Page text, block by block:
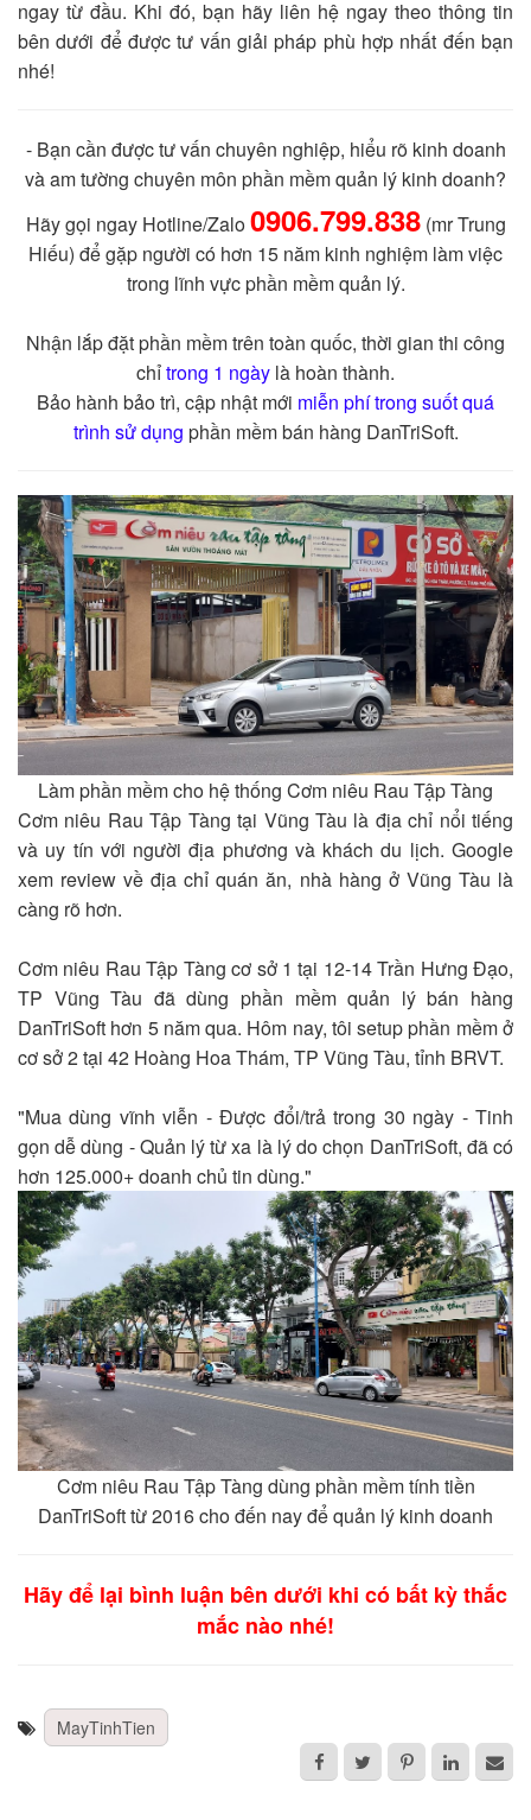
ngay từ đầu. Khi đó, bạn hãy liên hệ ngay theo thông tin
bên dưới để được tư vấn giải pháp phù hợp nhất đến bạn
nhé!
- Bạn cần được tư vấn chuyên nghiệp, hiểu rõ kinh doanh
và am tường chuyên môn phần mềm quản lý kinh doanh?
Hãy gọi ngay Hotline/Zalo0906.799.838(mr Trung
Hiếu) để gặp người có hơn 15 năm kinh nghiệm làm việc
trong lĩnh vực phần mềm quản lý.
Nhận lắp đặt phần mềm trên toàn quốc, thời gian thi công
chỉtrong 1 ngày là hoàn thành.
Bảo hành bảo trì, cập nhật mới miễn phí trong suốt quá
trình sử dụng phần mềm bán hàng DanTriSoft.
Làm phần mềm cho hệ thống Cơm niêu Rau Tập Tàng
Cơm niêu Rau Tập Tàng tại Vũng Tàu là địa chỉ nổi tiếng
và uy tín với người địa phương và khách du lịch. Google
xem review về địa chỉ quán ăn, nhà hàng ở Vũng Tàu là
càng rõ hơn.
Cơm niêu Rau Tập Tàng cơ sở 1 tại 12-14 Trần Hưng Đạo,
TP Vũng Tàu đã dùng phần mềm quản lý bán hàng
DanTriSoft hơn 5 năm qua. Hôm nay, tôi setup phần mềm ở
cơ sở 2 tại 42 Hoàng Hoa Thám, TP Vũng Tàu, tỉnh BRVT.
"Mua dùng vĩnh viễn - Được đổi/trả trong 30 ngày - Tinh
gọn dễ dùng - Quản lý từ xa là lý do chọn DanTriSoft, đã có
hơn 125.000+ doanh chủ tin dùng."
Cơm niêu Rau Tập Tàng dùng phần mềm tính tiền
DanTriSoft từ 2016 cho đến nay để quản lý kinh doanh
Hãy để lại bình luận bên dưới khi có bất kỳ thắc
mắc nào nhé!
MayTinhTien